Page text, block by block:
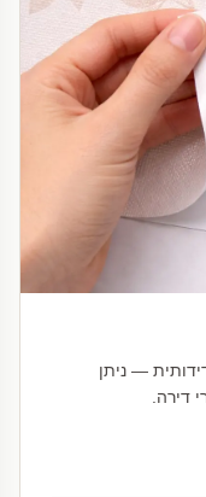
— ניתן
דירה.